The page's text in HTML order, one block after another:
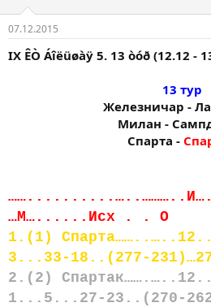
т
е
м
ы
а
л
а
07.12.2015
IX ÊÒ Áîëüøàÿ 5. 13 òóð (12.12 -
13 тур
Железничар -
Милан -
Спарта -
…М…......Исх . . О
1.(1)
3...33-18..(277-
2.(2)
1...5...27-23..(270-